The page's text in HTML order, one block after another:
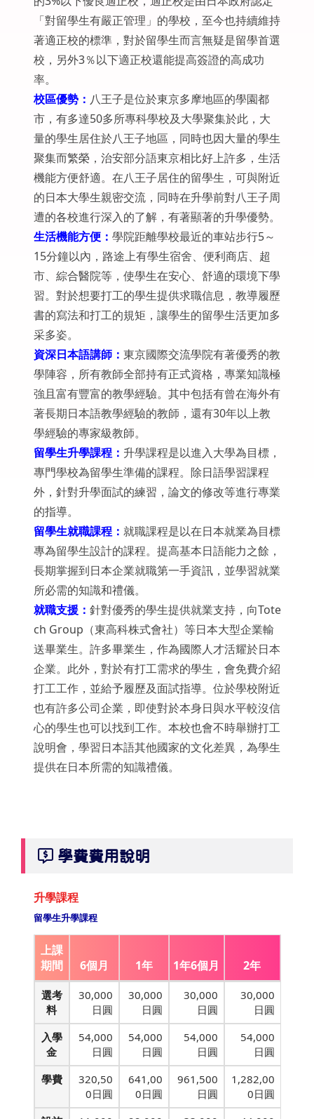
「對留學生有嚴正管理」的學校，至今也持續維持
著適正校的標準，對於留學生而言無疑是留學首選
校，另外3％以下適正校還能提高簽證的高成功
率。
校區優勢： 八王子是位於東京多摩地區的學園都
市，有多達50多所專科學校及大學聚集於此，大
量的學生居住於八王子地區，同時也因大量的學生
聚集而繁榮，治安部分語東京相比好上許多，生活
機能方便舒適。在八王子居住的留學生，可與附近
的日本大學生親密交流，同時在升學前對八王子周
遭的各校進行深入的了解，有著顯著的升學優勢。
生活機能方便： 學院距離學校最近的車站步行5～
15分鐘以內，路途上有學生宿舍、便利商店、超
市、綜合醫院等，使學生在安心、舒適的環境下學
習。對於想要打工的學生提供求職信息，教導履歷
書的寫法和打工的規矩，讓學生的留學生活更加多
采多姿。
資深日本語講師： 東京國際交流學院有著優秀的教
學陣容，所有教師全部持有正式資格，專業知識極
強且富有豐富的教學經驗。其中包括有曾在海外有
著長期日本語教學經驗的教師，還有30年以上教
學經驗的專家級教師。
留學生升學課程： 升學課程是以進入大學為目標，
專門學校為留學生準備的課程。除日語學習課程
外，針對升學面試的練習，論文的修改等進行專業
的指導。
留學生就職課程： 就職課程是以在日本就業為目標
專為留學生設計的課程。提高基本日語能力之餘，
長期掌握到日本企業就職第一手資訊，並學習就業
所必需的知識和禮儀。
就職支援： 針對優秀的學生提供就業支持，向Tote
ch Group（東高科株式會社）等日本大型企業輸
送畢業生。許多畢業生，作為國際人才活耀於日本
企業。此外，對於有打工需求的學生，會免費介紹
打工工作，並給予履歷及面試指導。位於學校附近
也有許多公司企業，即使對於本身日與水平較沒信
心的學生也可以找到工作。本校也會不時舉辦打工
說明會，學習日本語其他國家的文化差異，為學生
提供在日本所需的知識禮儀。
學費費用說明
升學課程
留學生升學課程
上課
期間
6個月 1年 1年6個月 2年
選考
料
30,000
日圓
30,000
日圓
30,000
日圓
30,000
日圓
入學
金
54,000
日圓
54,000
日圓
54,000
日圓
54,000
日圓
學費
320,50
0日圓
641,00
0日圓
961,500
日圓
1,282,00
0日圓